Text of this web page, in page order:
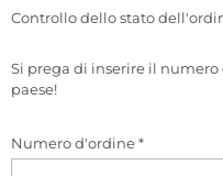
Controllo dello stato
Si prega di inserire il
paese!
Numero d'ordine *